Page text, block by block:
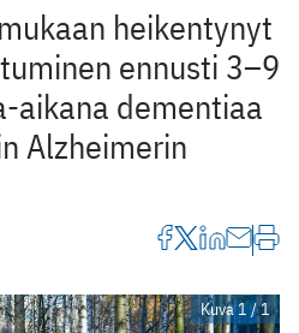
heikentynyt
ennusti 3–9
aikana dementiaa
Alzheimerin
Kuva 1 / 1